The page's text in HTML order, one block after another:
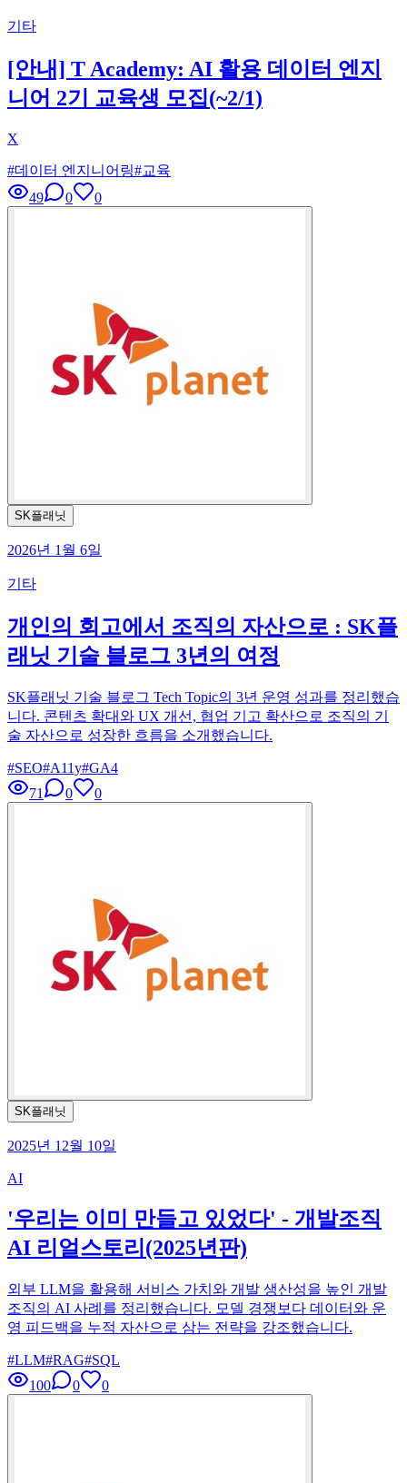
기타
[안내] T Academy: AI 활용 데이터 엔지
니어 2기 교육생 모집(~2/1)
X
#데이터 엔지니어링#교육
49
0 0
SK플래닛
2026년 1월 6일
기타
개인의 회고에서 조직의 자산으로 : SK플
래닛 기술 블로그 3년의 여정
SK플래닛 기술 블로그 Tech Topic의 3년 운영 성과를 정리했습
니다. 콘텐츠 확대와 UX 개선, 협업 기고 확산으로 조직의 기
술 자산으로 성장한 흐름을 소개했습니다.
#SEO#A11y#GA4
71
0 0
SK플래닛
2025년 12월 10일
AI
'우리는 이미 만들고 있었다' - 개발조직
AI 리얼스토리(2025년판)
외부 LLM을 활용해 서비스 가치와 개발 생산성을 높인 개발
조직의 AI 사례를 정리했습니다. 모델 경쟁보다 데이터와 운
영 피드백을 누적 자산으로 삼는 전략을 강조했습니다.
#LLM#RAG#SQL
100
0 0